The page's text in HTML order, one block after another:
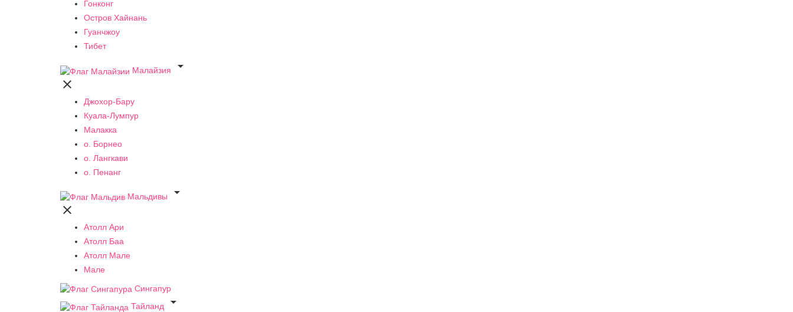
Гонконг
Остров Хайнань
Гуанчжоу
Тибет
Малайзия


Джохор-Бару
Куала-Лумпур
Малакка
о. Борнео
о. Лангкави
о. Пенанг
Мальдивы


Атолл Ари
Атолл Баа
Атолл Мале
Мале
Сингапур
Тайланд
